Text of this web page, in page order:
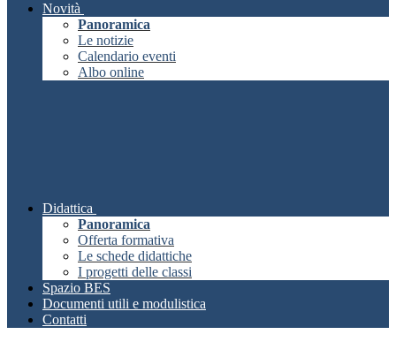
Novità
Panoramica
Le notizie
Calendario eventi
Albo online
Didattica
Panoramica
Offerta formativa
Le schede didattiche
I progetti delle classi
Spazio BES
Documenti utili e modulistica
Contatti